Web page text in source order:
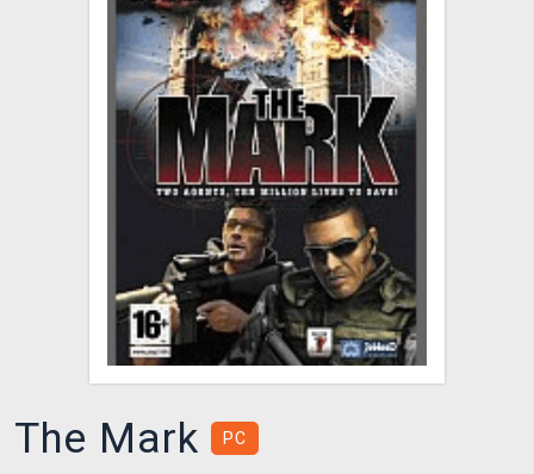
KONTAKT
PRODEJNY
TCG & BOARDGAME HUB
VÝKUP HER (BAZAR)
The Mark PC